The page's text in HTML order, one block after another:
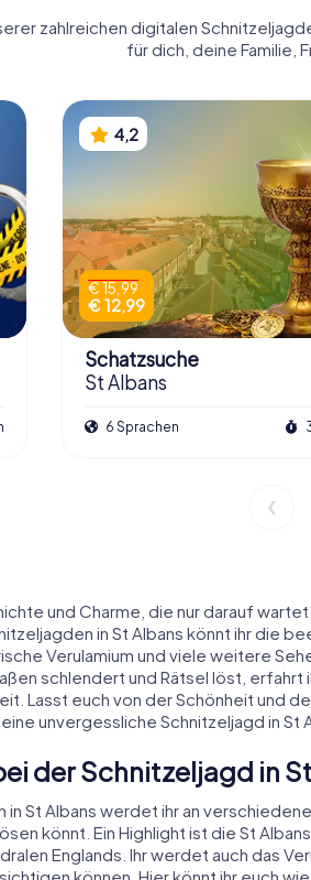
zahlreichen digitalen
für dich, deine Familie,
4,2
€ 15,99
€ 12,99
Schatzsuche
St Albans
6 Sprachen
und Charme, die nur darauf
in St Albans könnt ihr die
Verulamium und viele weitere
schlendert und Rätsel löst, erfahrt
Lasst euch von der Schönheit und
unvergessliche Schnitzeljagd in St
der Schnitzeljagd in
in St Albans werdet ihr an
könnt. Ein Highlight ist die St
Englands. Ihr werdet auch das